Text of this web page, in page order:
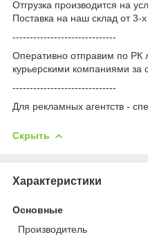
Отгрузка производится на
Поставка на наш склад от 3-
------------------------------
Оперативно отправим по
курьерскими компаниями за
------------------------------
Для рекламных агентств -
Скрыть
Характеристики
Основные
Производитель